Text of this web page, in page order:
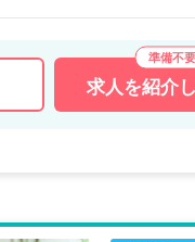
求人を紹介